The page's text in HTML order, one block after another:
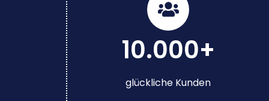
10.000+
glückliche Kunden